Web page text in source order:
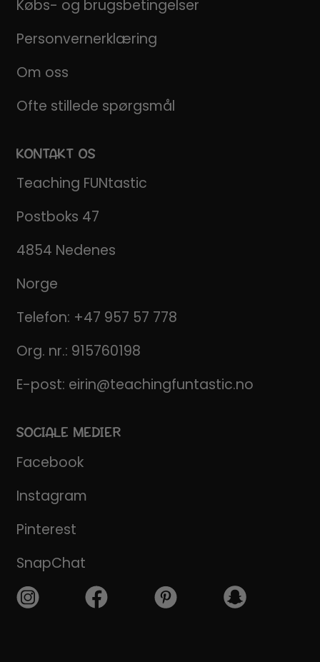
Købs- og brugsbetingelser
Personvernerklæring
Om oss
Ofte stillede spørgsmål
KONTAKT OS
Teaching FUNtastic
Postboks 47
4854 Nedenes
Norge
Telefon: +47 957 57 778
Org. nr.: 915760198
E-post: eirin@teachingfuntastic.no
SOCIALE MEDIER
Facebook
Instagram
Pinterest
SnapChat